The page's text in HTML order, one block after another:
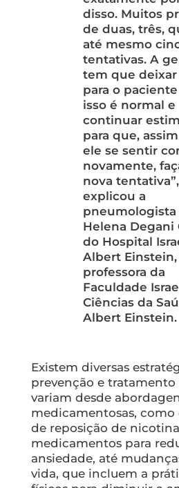
disso. Muitos
de duas, três,
até mesmo
tentativas. A
tem que deixar
para o
isso é normal e
continuar
para que,
ele se sentir
novamente,
nova tentativa”,
explicou a
pneumologista
Helena Degani
do Hospital
Albert Einstein,
professora da
Faculdade
Ciências da
Albert Einstein.
Existem diversas
prevenção e tratamento
variam desde
medicamentosas, como
de reposição de
medicamentos para
ansiedade, até
vida, que incluem a